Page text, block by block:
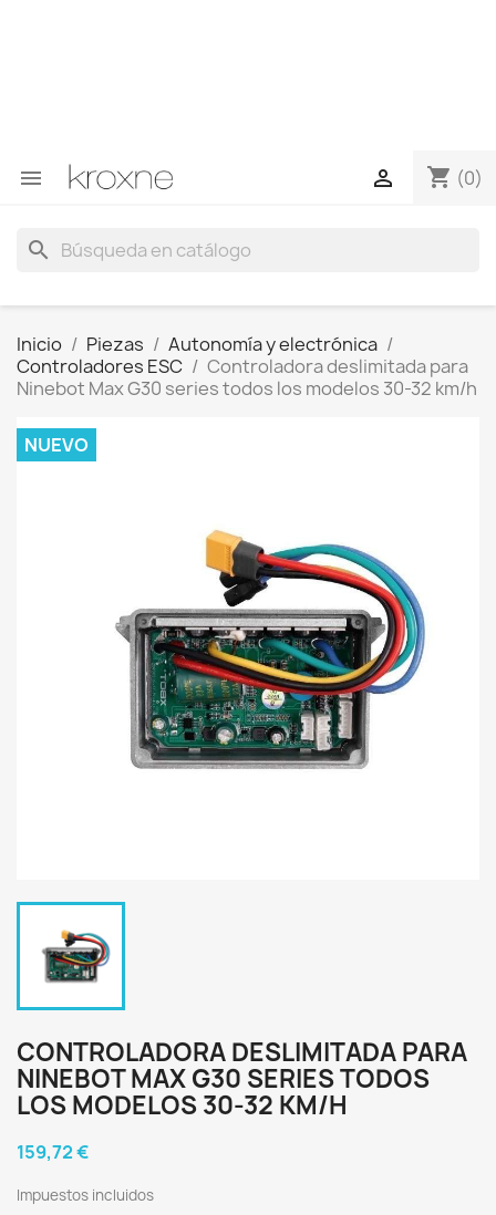
 shopping_cart (0)

search
Inicio Piezas
Autonomía y electrónica
Controladores ESC
Controladora deslimitada para
Ninebot Max G30 series todos los modelos 30-32 km/h
NUEVO
CONTROLADORA DESLIMITADA PARA
NINEBOT MAX G30 SERIES TODOS
LOS MODELOS 30-32 KM/H
159,72 €
Impuestos incluidos